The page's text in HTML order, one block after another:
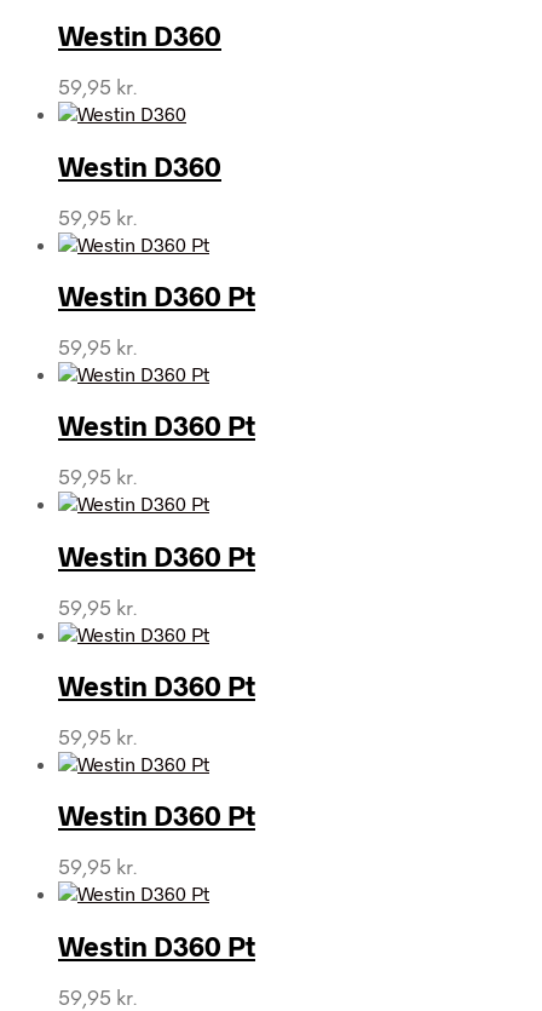
Westin D360
59,95 kr.
Westin D360
59,95 kr.
Westin D360 Pt
59,95 kr.
Westin D360 Pt
59,95 kr.
Westin D360 Pt
59,95 kr.
Westin D360 Pt
59,95 kr.
Westin D360 Pt
59,95 kr.
Westin D360 Pt
59,95 kr.